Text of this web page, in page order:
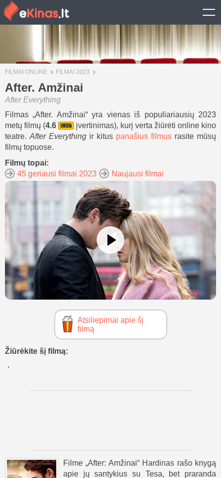
FILMAI ONLINE FILMAI 2023
After. Amžinai
After Everything
Filmas „After. Amžinai“ yra vienas iš populiariausių 2023
metų filmų (4.6
įvertinimas), kurį verta žiūrėti online kino
teatre. After Everything ir kitus panašius filmus rasite mūsų
filmų topuose.
Filmų topai:
45 geriausi filmai 2023
Naujausi filmai
Atsiliepimai apie šį
filmą
Žiūrėkite šį filmą:
Filme „After: Amžinai“ Hardinas rašo knygą
apie jų santykius su Tesa, bet praranda